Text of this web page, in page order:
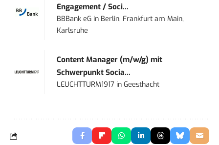
Engagement / Soci...
BBBank eG in Berlin, Frankfurt am Main,
Karlsruhe
Content Manager (m/w/g) mit
Schwerpunkt Socia...
LEUCHTTURM1917 inGeesthacht